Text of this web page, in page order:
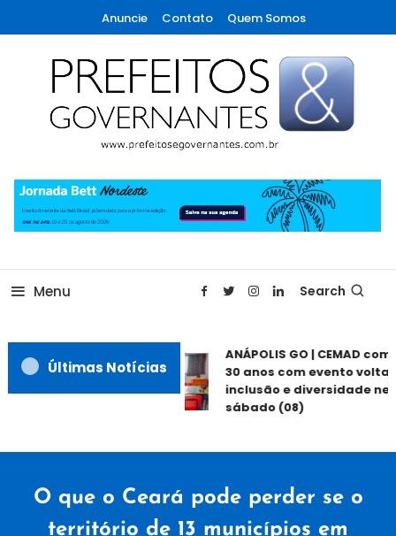
To
Content
Anuncie Contato Quem Somos
Prefeitos & Governantes
Menu Search
Últimas Notícias
ANÁPOLIS GO | CEMAD
30 anos com evento
inclusão e diversidade
sábado (08)
O que o Ceará pode perder se o
território de 13 municípios em